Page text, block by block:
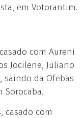
em Votorantim.
casado com Aureni
Jocilene, Juliano
saindo da Ofebas
casado com